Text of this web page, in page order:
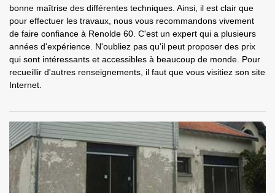
bonne maîtrise des différentes techniques. Ainsi, il est clair que
pour effectuer les travaux, nous vous recommandons vivement
de faire confiance à Renolde 60. C'est un expert qui a plusieurs
années d'expérience. N'oubliez pas qu'il peut proposer des prix
qui sont intéressants et accessibles à beaucoup de monde. Pour
recueillir d'autres renseignements, il faut que vous visitiez son site
Internet.